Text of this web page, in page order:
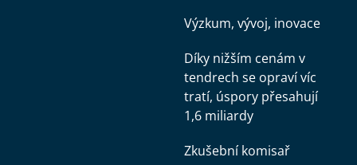
Výzkum, vývoj, inovace
Díky nižším cenám v
tendrech se opraví víc
tratí, úspory přesahují
1,6 miliardy
Zkušební komisař